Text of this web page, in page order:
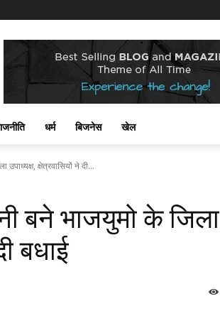
धर्म बिजनेस खेल
क्षेत्रवासियों ने दी...
बने भाजयुमो के जिला
बधाई